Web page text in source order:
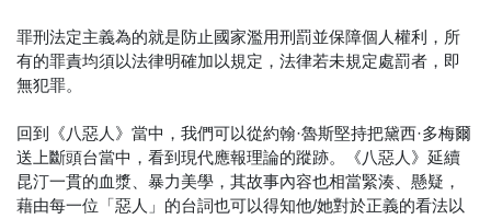
罪刑法定主義為的就是防止國家濫用刑罰並保障個人權利，所
有的罪責均須以法律明確加以規定，法律若未規定處罰者，即
無犯罪。
回到《八惡人》當中，我們可以從約翰·魯斯堅持把黛西·多梅爾
送上斷頭台當中，看到現代應報理論的蹤跡。《八惡人》延續
昆汀一貫的血漿、暴力美學，其故事內容也相當緊湊、懸疑，
藉由每一位「惡人」的台詞也可以得知他/她對於正義的看法以